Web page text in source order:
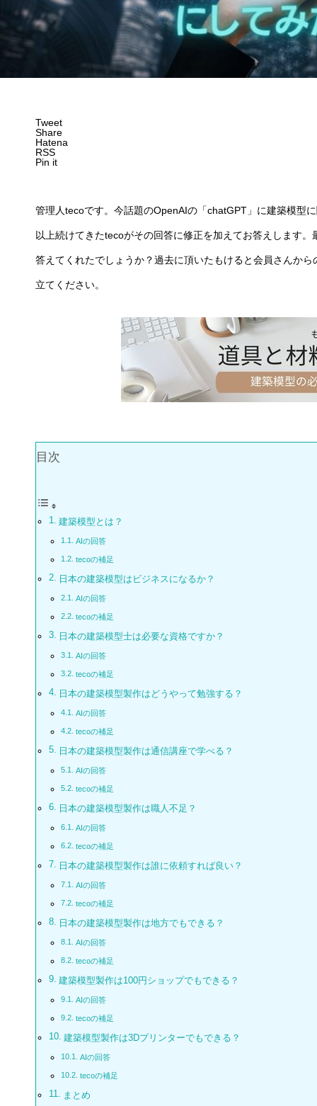
Tweet
Share
Hatena
RSS
Pin it
管理人tecoです。今話題のOpenAIの「chatGPT」に建築模型
以上続けてきたtecoがその回答に修正を加えてお答えします
答えてくれたでしょうか？過去に頂いたもけると会員さんか
立てください。
目次
建築模型とは？
AIの回答
tecoの補足
日本の建築模型はビジネスになるか？
AIの回答
tecoの補足
日本の建築模型士は必要な資格ですか？
AIの回答
tecoの補足
日本の建築模型製作はどうやって勉強する？
AIの回答
tecoの補足
日本の建築模型製作は通信講座で学べる？
AIの回答
tecoの補足
日本の建築模型製作は職人不足？
AIの回答
tecoの補足
日本の建築模型製作は誰に依頼すれば良い？
AIの回答
tecoの補足
日本の建築模型製作は地方でもできる？
AIの回答
tecoの補足
建築模型製作は100円ショップでもできる？
AIの回答
tecoの補足
建築模型製作は3Dプリンターでもできる？
AIの回答
tecoの補足
まとめ